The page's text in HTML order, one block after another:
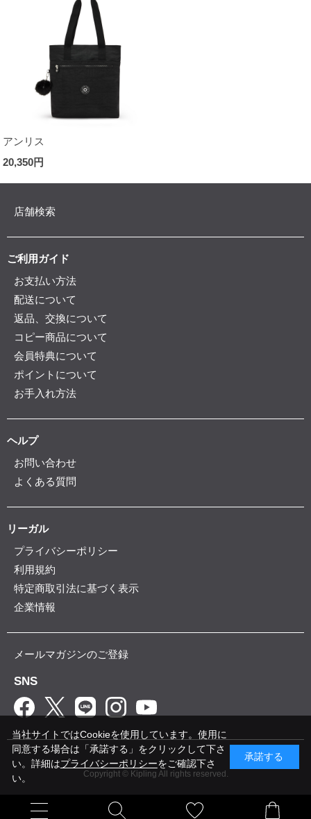
アンリス
20,350円
店舗検索
ご利用ガイド
お支払い方法
配送について
返品、交換について
コピー商品について
会員特典について
ポイントについて
お手入れ方法
ヘルプ
お問い合わせ
よくある質問
リーガル
プライバシーポリシー
利用規約
特定商取引法に基づく表示
企業情報
メールマガジンのご登録
SNS
Copyright © Kipling All rights reserved.
当社サイトではCookieを使用しています。使用に
同意する場合は「承諾する」をクリックして下さ
い。詳細はプライバシーポリシーをご確認下さ
い。
承諾する